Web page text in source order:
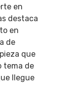
en
destaca
en
de
que
tema de
llegue